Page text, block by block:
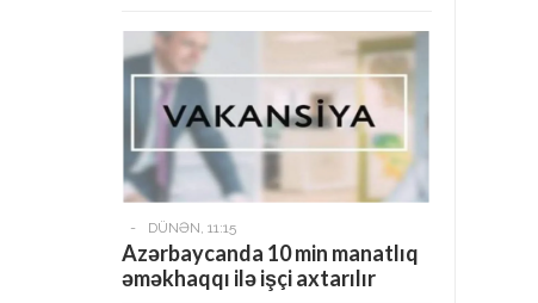
- DÜNƏN, 11:15
Azərbaycanda 10 min manatlıq
əməkhaqqı ilə işçi axtarılır